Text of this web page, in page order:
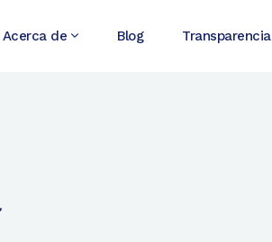
Acerca de Blog Transparencia